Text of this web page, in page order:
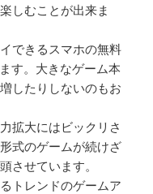
しむことが出来ま
できるスマホの無料
す。大きなゲーム本
したりしないのもお
拡大にはビックリさ
式のゲームが続けざ
させています。
トレンドのゲームア